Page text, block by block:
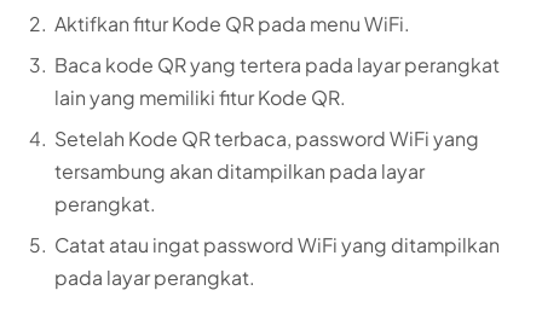
Aktifkan fitur Kode QR pada menu WiFi.
Baca kode QR yang tertera pada layar perangkat
lain yang memiliki fitur Kode QR.
Setelah Kode QR terbaca, password WiFi yang
tersambung akan ditampilkan pada layar
perangkat.
Catat atau ingat password WiFi yang ditampilkan
pada layar perangkat.